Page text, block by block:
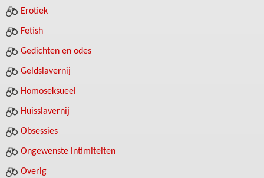
Erotiek
Fetish
Gedichten en odes
Geldslavernij
Homoseksueel
Huisslavernij
Obsessies
Ongewenste intimiteiten
Overig